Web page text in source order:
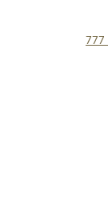
777